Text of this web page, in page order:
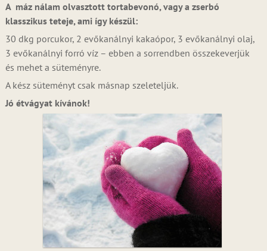
A máz nálam olvasztott tortabevonó, vagy a zserbó
klasszikus teteje, ami így készül:
30 dkg porcukor, 2 evőkanálnyi kakaópor, 3 evőkanálnyi olaj,
3 evőkanálnyi forró víz – ebben a sorrendben összekeverjük
és mehet a süteményre.
A kész süteményt csak másnap szeleteljük.
Jó étvágyat kívánok!